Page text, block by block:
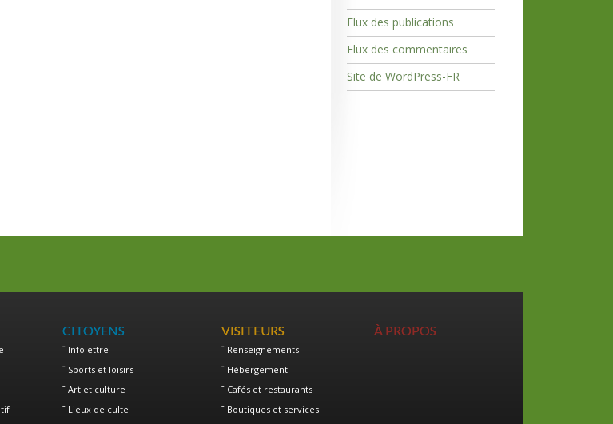
Flux des publications
Flux des commentaires
Site de WordPress-FR
CITOYENS
Infolettre
Sports et loisirs
Art et culture
Lieux de culte
VISITEURS
Renseignements
Hébergement
Cafés et restaurants
Boutiques et services
À PROPOS